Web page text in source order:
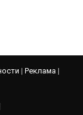
| Реклама |